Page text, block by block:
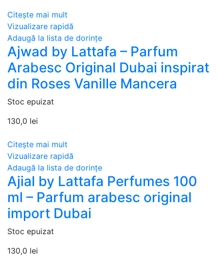
Citește mai mult
Vizualizare rapidă
Adaugă la lista de dorințe
Ajwad by Lattafa – Parfum
Arabesc Original Dubai inspirat
din Roses Vanille Mancera
Stoc epuizat
130,0 lei
Citește mai mult
Vizualizare rapidă
Adaugă la lista de dorințe
Ajial by Lattafa Perfumes 100
ml – Parfum arabesc original
import Dubai
Stoc epuizat
130,0 lei